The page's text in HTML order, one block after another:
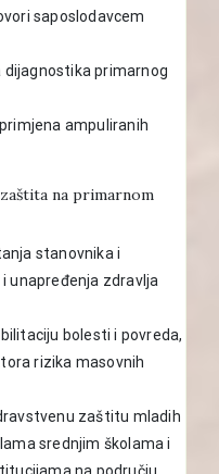
saposlodavcem
dijagnostika primarnog
ampuliranih
na primarnom
stanovnika i
unapređenja zdravlja
bolesti i povreda,
rizika masovnih
zaštitu mladih
srednjim školama i